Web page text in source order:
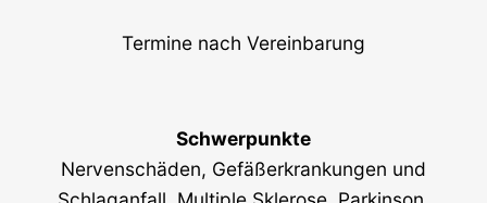
Termine nach Vereinbarung
Schwerpunkte
Nervenschäden, Gefäßerkrankungen und